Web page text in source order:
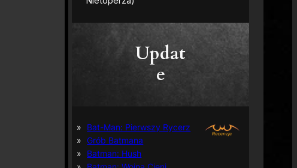
Updat
e
Bat-Man: Pierwszy Rycerz
Grób Batmana
Batman: Hush